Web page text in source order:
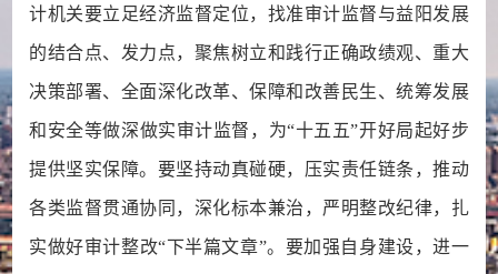
计机关要立足经济监督定位，找准审计监督与益阳发展
的结合点、发力点，聚焦树立和践行正确政绩观、重大
决策部署、全面深化改革、保障和改善民生、统筹发展
和安全等做深做实审计监督，为“十五五”开好局起好步
提供坚实保障。要坚持动真碰硬，压实责任链条，推动
各类监督贯通协同，深化标本兼治，严明整改纪律，扎
实做好审计整改“下半篇文章”。要加强自身建设，进一